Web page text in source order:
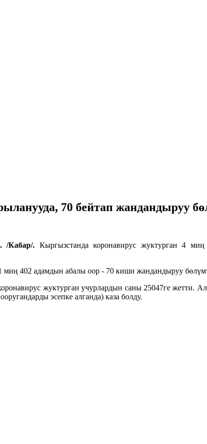
70 бейтап жандандыруу
/Кабар/. Кыргызстанда коронавирус жуктурган 4
402 адамдын абалы оор - 70 киши жандандыруу
жуктурган учурлардын саны 25047ге жетти.
эсепке алганда) каза болду.